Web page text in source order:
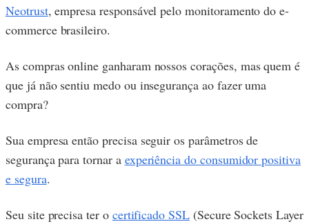
Neotrust, empresa responsável pelo monitoramento do e-
commerce brasileiro.
As compras online ganharam nossos corações, mas quem é
que já não sentiu medo ou insegurança ao fazer uma
compra?
Sua empresa então precisa seguir os parâmetros de
segurança para tornar a experiência do consumidor positiva
e segura.
Seu site precisa ter o certificado SSL(Secure Sockets Layer